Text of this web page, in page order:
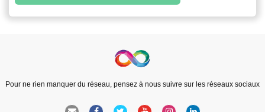
Pour ne rien manquer du réseau, pensez à nous suivre sur les réseaux sociaux